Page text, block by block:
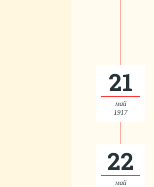
21
май
1917
22
май